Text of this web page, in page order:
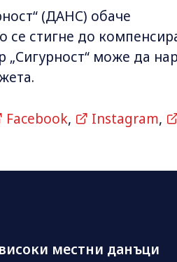
(ДАНС) обаче
се стигне до
„Сигурност“ може да
Facebook, Instagram,
местни данъци